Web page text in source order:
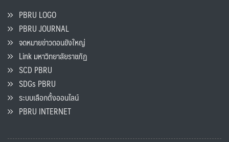
PBRU LOGO
PBRU JOURNAL
จดหมายข่าวดอนขังใหญ่
Link มหาวิทยาลัยราชภัฏ
SCD PBRU
SDGs PBRU
ระบบเลือกตั้งออนไลน์
PBRU INTERNET